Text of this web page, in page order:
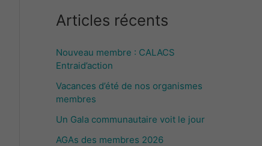
Articles récents
Nouveau membre : CALACS
Entraid’action
Vacances d’été de nos organismes
membres
Un Gala communautaire voit le jour
AGAs des membres 2026